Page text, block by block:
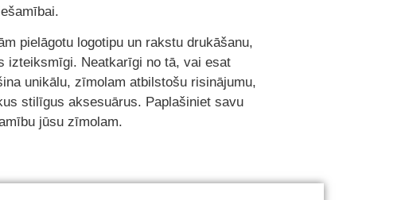
pielāgotu logotipu un rakstu drukāšanu,
izteiksmīgi. Neatkarīgi no tā, vai esat
unikālu, zīmolam atbilstošu risinājumu,
stilīgus aksesuārus. Paplašiniet savu
jūsu zīmolam.